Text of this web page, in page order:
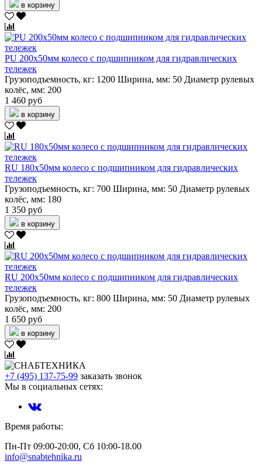
в корзину
PU 200х50мм колесо с подшипником для гидравлических
тележек
Грузоподъемность, кг: 1200 Ширина, мм: 50 Диаметр рулевых
колёс, мм: 200
1 460 руб
в корзину
RU 180х50мм колесо с подшипником для гидравлических
тележек
Грузоподъемность, кг: 700 Ширина, мм: 50 Диаметр рулевых
колёс, мм: 180
1 350 руб
в корзину
RU 200х50мм колесо с подшипником для гидравлических
тележек
Грузоподъемность, кг: 800 Ширина, мм: 50 Диаметр рулевых
колёс, мм: 200
1 650 руб
в корзину
+7 (495) 137-75-99 заказать звонок
Мы в социальных сетях:
Время работы:
Пн-Пт 09:00-20:00, Сб 10:00-18.00
info@snabtehnika.ru